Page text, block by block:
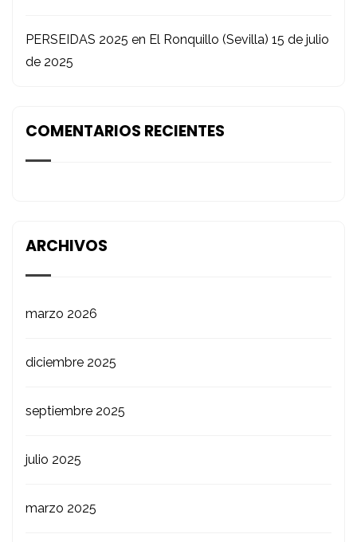
PERSEIDAS 2025 en El Ronquillo (Sevilla) 15 de julio
de 2025
COMENTARIOS RECIENTES
ARCHIVOS
marzo 2026
diciembre 2025
septiembre 2025
julio 2025
marzo 2025